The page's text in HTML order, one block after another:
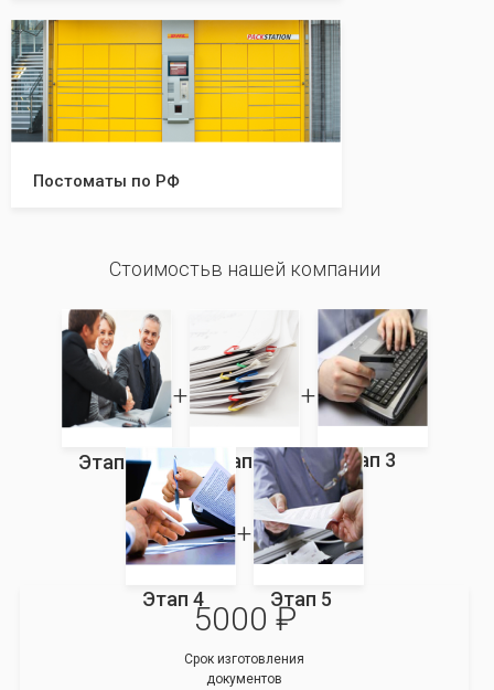
Постоматы по РФ
Стоимостьв нашей компании
Этап 1 Этап 2 Этап 3
Этап 4 Этап 5
5000 ₽
Срок изготовления
документов